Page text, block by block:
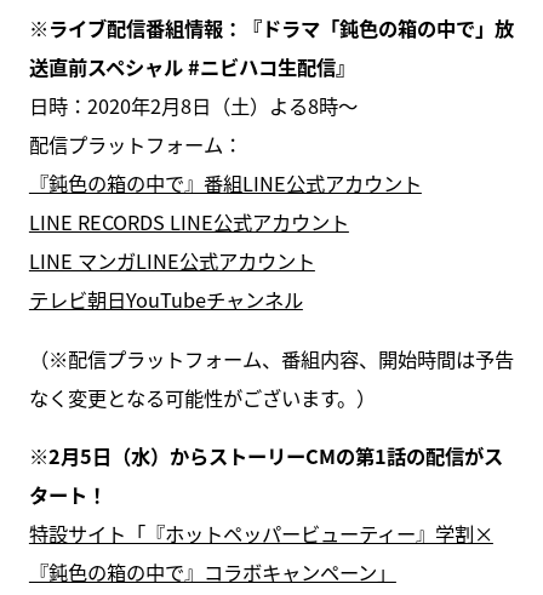
※ライブ配信番組情報：『ドラマ「鈍色の箱の中で」放
送直前スペシャル #ニビハコ生配信』
日時：2020年2月8日（土）よる8時～
配信プラットフォーム：
『鈍色の箱の中で』番組LINE公式アカウント
LINE RECORDS LINE公式アカウント
LINE マンガLINE公式アカウント
テレビ朝日YouTubeチャンネル
（※配信プラットフォーム、番組内容、開始時間は予告
なく変更となる可能性がございます。）
※2月5日（水）からストーリーCMの第1話の配信がス
タート！
特設サイト「『ホットペッパービューティー』学割×
『鈍色の箱の中で』コラボキャンペーン」